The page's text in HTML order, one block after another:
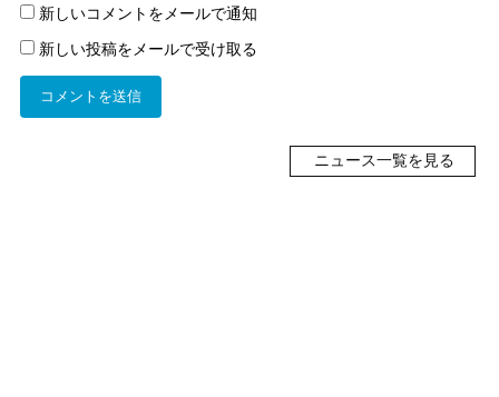
新しいコメントをメールで通知
新しい投稿をメールで受け取る
ニュース一覧を見る